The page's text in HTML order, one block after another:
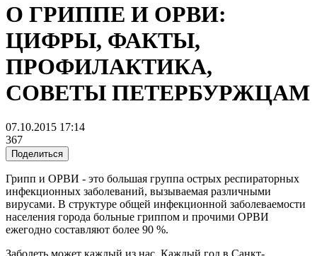
О ГРИППЕ И ОРВИ:
ЦИФРЫ, ФАКТЫ,
ПРОФИЛАКТИКА,
СОВЕТЫ ПЕТЕРБУРЖЦАМ
07.10.2015 17:14
367
Поделиться
Грипп и ОРВИ - это большая группа острых респираторных
инфекционных заболеваний, вызываемая различными
вирусами. В структуре общей инфекционной заболеваемости
населения города больные гриппом и прочими ОРВИ
ежегодно составляют более 90 %.
Заболеть может каждый из нас. Каждый год в Санкт-